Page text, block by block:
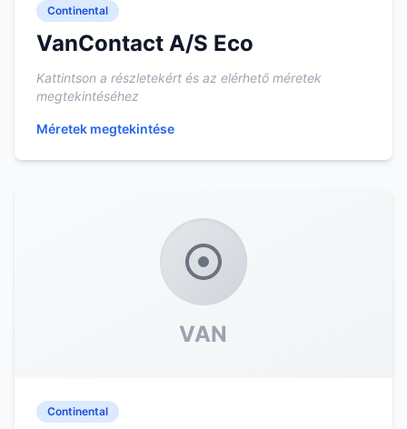
Continental
VanContact A/S Eco
Kattintson a részletekért és az elérhető méretek
megtekintéséhez
Méretek megtekintése
VAN
Continental